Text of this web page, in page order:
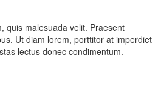
quis malesuada velit. Praesent
Ut diam lorem, porttitor at imperdiet
lectus donec condimentum.